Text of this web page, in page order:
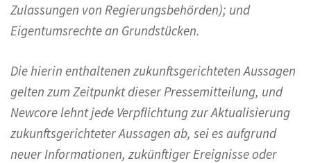
Zulassungen von Regierungsbehörden); und
Eigentumsrechte an Grundstücken.
Die hierin enthaltenen zukunftsgerichteten Aussagen
gelten zum Zeitpunkt dieser Pressemitteilung, und
Newcore lehnt jede Verpflichtung zur Aktualisierung
zukunftsgerichteter Aussagen ab, sei es aufgrund
neuer Informationen, zukünftiger Ereignisse oder